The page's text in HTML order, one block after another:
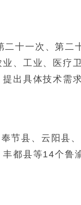
二十一次、第
、工业、医疗
出具体技术需求
节县、云阳县
都县等14个鲁